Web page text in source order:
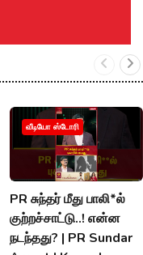
வீடியோ ஸ்டோரி
PR சுந்தர் மீது பாலி*ல்
குற்றச்சாட்டு..! என்ன
நடந்தது? | PR Sundar